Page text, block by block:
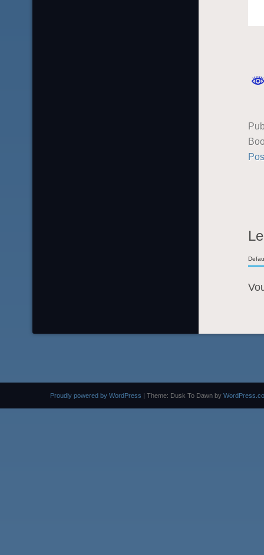
Proudly powered by WordPress | Theme: Dusk To Dawn by